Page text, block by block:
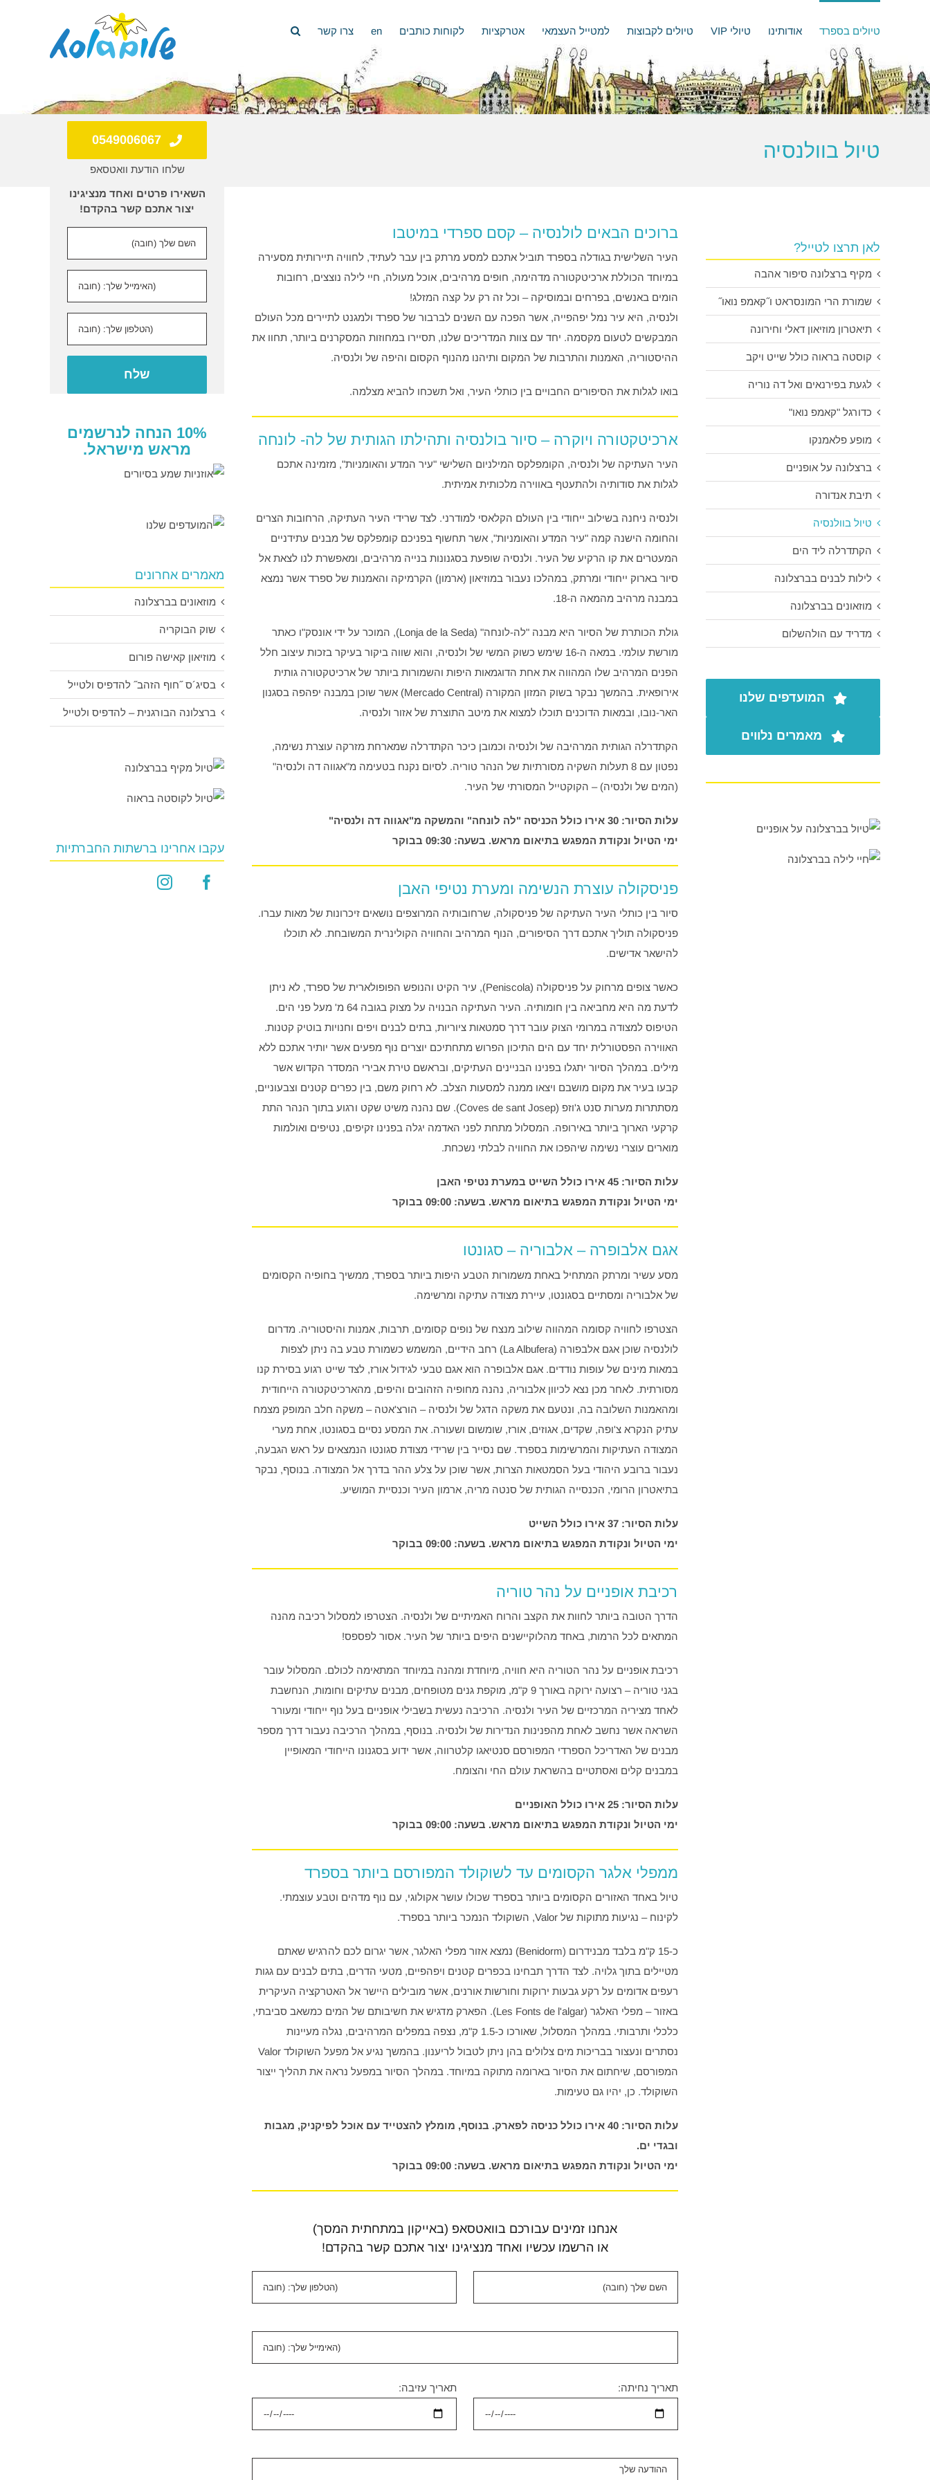
טיולים בספרד אודותינו טיולי VIP טיולים לקבוצות למטייל העצמאי אטרקציות לקוחות כותבים en צרו קשר
טיול בוולנסיה
ברוכים הבאים לולנסיה – קסם ספרדי במיטבו
העיר השלישית בגודלה בספרד תוביל אתכם למסע מרתק בין עבר לעתיד, לחוויה תיירותית מסעירה
במיוחד הכוללת ארכיטקטורה מדהימה, חופים מרהיבים, אוכל מעולה, חיי לילה נוצצים, רחובות
הומים באנשים, בפרחים ובמוסיקה – וכל זה רק על קצה המזלג!
ולנסיה, היא עיר נמל יפהפייה, אשר הפכה עם השנים לברבור של ספרד ולמגנט לתיירים מכל העולם
המבקשים לטעום מקסמה. יחד עם צוות המדריכים שלנו, תסיירו במחוזות המסקרנים ביותר, תחוו את
ההיסטוריה, האמנות והתרבות של המקום ותיהנו מהנוף הקסום והיפה של ולנסיה.
בואו לגלות את הסיפורים החבויים בין כותלי העיר, ואל תשכחו להביא מצלמה.
ארכיטקטורה ויוקרה – סיור בולנסיה ותהילתו הגותית של לה- לונחה
העיר העתיקה של ולנסיה, הקומפלקס המילניום השלישי "עיר המדע והאומניות", מזמינה אתכם
לגלות את סודותיה ולהתעטף באווירה מלכותית אמיתית.
ולנסיה ניחנה בשילוב ייחודי בין העולם הקלאסי למודרני. לצד שרידי העיר העתיקה, הרחובות הצרים
והחומה הישנה קמה "עיר המדע והאומניות", אשר תחשוף בפניכם קומפלקס של מבנים עתידניים
המעטרים את קו הרקיע של העיר. ולנסיה שופעת בסגנונות בנייה מרהיבים, ומאפשרת לנו לצאת אל
סיור בארוק ייחודי ומרתק, במהלכו נעבור במוזיאון (ארמון) הקרמיקה והאמנות של ספרד אשר נמצא
במבנה מרהיב מהמאה ה-18.
גולת הכותרת של הסיור היא מבנה "לה-לונחה" (Lonja de la Seda), המוכר על ידי אונסק"ו כאתר
מורשת עולמי. במאה ה-16 שימש כשוק המשי של ולנסיה, והוא שווה ביקור בעיקר בזכות עיצוב חלל
הפנים המרהיב שלו המהווה את אחת הדוגמאות היפות והשמורות ביותר של ארכיטקטורה גותית
אירופאית. בהמשך נבקר בשוק המזון המקורה (Mercado Central) אשר שוכן במבנה יפהפה בסגנון
האר-נובו, ובמאות הדוכנים תוכלו למצוא את מיטב התוצרת של אזור ולנסיה.
הקתדרלה הגותית המרהיבה של ולנסיה וכמובן כיכר הקתדרלה שמארחת מזרקה עוצרת נשימה,
נפטון עם 8 תעלות השקיה מסורתיות של הנהר טוריה. לסיום נקנח בטעימה מ"אגווה דה ולנסיה"
(המים של ולנסיה) – הקוקטייל המסורתי של העיר.
עלות הסיור: 30 אירו כולל הכניסה "לה לונחה" והמשקה מ"אגווה דה ולנסיה"
ימי הטיול ונקודת המפגש בתיאום מראש. בשעה: 09:30 בבוקר
פניסקולה עוצרת הנשימה ומערת נטיפי האבן
סיור בין כותלי העיר העתיקה של פניסקולה, שרחובותיה המרוצפים נושאים זיכרונות של מאות עברו.
פניסקולה תוליך אתכם דרך הסיפורים, הנוף המרהיב והחוויה הקולינרית המשובחת. לא תוכלו
להישאר אדישים.
כאשר צופים מרחוק על פניסקולה (Peniscola), עיר הקיט והנופש הפופולארית של ספרד, לא ניתן
לדעת מה היא מחביאה בין חומותיה. העיר העתיקה הבנויה על מצוק בגובה 64 מ' מעל פני הים.
הטיפוס למצודה במרומי הצוק עובר דרך סמטאות ציוריות, בתים לבנים ויפים וחנויות בוטיק קטנות.
האווירה הפסטורלית יחד עם הים התיכון הפרוש מתחתיכם יוצרים נוף מפעים אשר יותיר אתכם ללא
מילים. במהלך הסיור יתגלו בפנינו הבניינים העתיקים, ובראשם טירת אבירי המסדר הקדוש אשר
קבעו בעיר את מקום מושבם ויצאו ממנה למסעות הצלב. לא רחוק משם, בין כפרים קטנים וצבעוניים,
מסתתרות מערות סנט ג'וזפ (Coves de sant Josep). שם נהנה משיט שקט ורגוע בתוך הנהר התת
קרקעי הארוך ביותר באירופה. המסלול מתחת לפני האדמה יגלה בפנינו זקיפים, נטיפים ואולמות
מוארים עוצרי נשימה שיהפכו את החוויה לבלתי נשכחת.
עלות הסיור: 45 אירו כולל השייט במערת נטיפי האבן
ימי הטיול ונקודת המפגש בתיאום מראש. בשעה: 09:00 בבוקר
אגם אלבופרה – אלבוריה – סגונטו
מסע עשיר ומרתק המתחיל באחת משמורות הטבע היפות ביותר בספרד, ממשיך בחופיה הקסומים
של אלבוריה ומסתיים בסגונטו, עיירת מצודה עתיקה ומרשימה.
הצטרפו לחוויה קסומה המהווה שילוב מנצח של נופים קסומים, תרבות, אמנות והיסטוריה. מדרום
לולנסיה שוכן אגם אלבפורה (La Albufera) רחב הידיים, המשמש כשמורת טבע בה ניתן לצפות
במאות מינים של עופות נודדים. אגם אלבופרה הוא אגם טבעי לגידול אורז, לצד שייט רגוע בסירת קנו
מסורתית. לאחר מכן נצא לכיוון אלבוריה, נהנה מחופיה הזהובים והיפים, מהארכיטקטורה הייחודית
ומהאמנות השלובה בה, ונטעם את משקה הדגל של ולנסיה – הורצ'אטה – משקה חלב המופק מצמח
עתיק הנקרא צ'ופה, שקדים, אגוזים, אורז, שומשום ושעורה. את המסע נסיים בסגונטו, אחת מערי
המצודה העתיקות והמרשימות בספרד. שם נסייר בין שרידי מצודת סגונטו הנמצאים על ראש הגבעה,
נעבור ברובע היהודי בעל הסמטאות הצרות, אשר שוכן על צלע ההר בדרך אל המצודה. בנוסף, נבקר
בתיאטרון הרומי, הכנסייה הגותית של סנטה מריה, ארמון העיר וכנסיית המושיע.
עלות הסיור: 37 אירו כולל השייט
ימי הטיול ונקודת המפגש בתיאום מראש. בשעה: 09:00 בבוקר
רכיבת אופניים על נהר טוריה
הדרך הטובה ביותר לחוות את הקצב והרוח האמיתיים של ולנסיה. הצטרפו למסלול רכיבה מהנה
המתאים לכל הרמות, באחד מהלוקיישנים היפים ביותר של העיר. אסור לפספס!
רכיבת אופניים על נהר הטוריה היא חוויה, מיוחדת ומהנה במיוחד המתאימה לכולם. המסלול עובר
בגני טוריה – רצועה ירוקה באורך 9 ק"מ, מוקפת גנים מטופחים, מבנים עתיקים וחומות, הנחשבת
לאחד מציריה המרכזיים של העיר ולנסיה. הרכיבה נעשית בשבילי אופניים בעל נוף ייחודי ומעורר
השראה אשר נחשב לאחת מהפנינות הנדירות של ולנסיה. בנוסף, במהלך הרכיבה נעבור דרך מספר
מבנים של האדריכל הספרדי המפורסם סנטיאגו קלטרווה, אשר ידוע בסגנונו הייחודי המאופיין
במבנים קלים ואסתטיים בהשראת עולם החי והצומח.
עלות הסיור: 25 אירו כולל האופניים
ימי הטיול ונקודת המפגש בתיאום מראש. בשעה: 09:00 בבוקר
ממפלי אלגר הקסומים עד לשוקולד המפורסם ביותר בספרד
טיול באחד האזורים הקסומים ביותר בספרד שכולו עושר אקולוגי, עם נוף מדהים וטבע עוצמתי.
לקינוח – נגיעות מתוקות של Valor, השוקולד הנמכר ביותר בספרד.
כ-15 ק"מ בלבד מבנידרום (Benidorm) נמצא אזור מפלי האלגר, אשר יגרום לכם להרגיש שאתם
מטיילים בתוך גלויה. לצד הדרך תבחינו בכפרים קטנים ויפהפיים, מטעי הדרים, בתים לבנים עם גגות
רעפים אדומים על רקע גבעות ירוקות וחורשות אורנים, אשר מובילים היישר אל האטרקציה העיקרית
באזור – מפלי האלגר (Les Fonts de l'algar). הפארק מדגיש את חשיבותם של המים כמשאב סביבתי,
כלכלי ותרבותי. במהלך המסלול, שאורכו כ-1.5 ק"מ, נצפה במפלים המרהיבים, נגלה מעיינות
נסתרים ונעצור בבריכות מים צלולים בהן ניתן לטבול לריענון. בהמשך נגיע אל מפעל השוקולד Valor
המפורסם, שיחתום את הסיור בארומה מתוקה במיוחד. במהלך הסיור במפעל נראה את תהליך ייצור
השוקולד. כן, יהיו גם טעימות.
עלות הסיור: 40 אירו כולל כניסה לפארק. בנוסף, מומלץ להצטייד עם אוכל לפיקניק, מגבות
ובגדי ים.
ימי הטיול ונקודת המפגש בתיאום מראש. בשעה: 09:00 בבוקר
אנחנו זמינים עבורכם בוואטסאפ (באייקון במתחתית המסך)
או הרשמו עכשיו ואחד מנציגינו יצור אתכם קשר בהקדם!
תאריך נחיתה: תאריך עזיבה:
0549006067
שלחו הודעת וואטסאפ
השאירו פרטים ואחד מנציגינו
יצור אתכם קשר בהקדם!
10% הנחה לנרשמים
מראש מישראל.
מאמרים אחרונים
מוזאונים בברצלונה
שוק הבוקריה
מוזיאון קאישה פורום
בסיג´ס ˝חוף הזהב˝ להדפיס ולטייל
ברצלונה הבורגנית – להדפיס ולטייל
עקבו אחרינו ברשתות החברתיות
לאן תרצו לטייל?
מקיף ברצלונה סיפור אהבה
שמורת הרי המונסראט ו˝קאמפ נואו˝
תיאטרון מוזיאון דאלי וחירונה
קוסטה בראוה כולל שייט ויקב
לגעת בפירנאים ואל דה נוריה
כדורגל "קאמפ נואו"
מופע פלאמנקו
ברצלונה על אופניים
תיבת אנדורה
טיול בוולנסיה
הקתדרלה ליד הים
לילות לבנים בברצלונה
מוזאונים בברצלונה
מדריד עם הולהשלום
המועדפים שלנו
מאמרים נלווים